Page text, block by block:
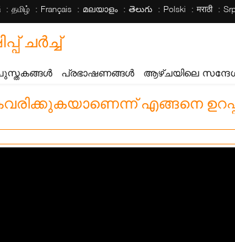
தமிழ் Français മലയാളം తెలుగు Polski मराठी
ചര്‍ച്ച്
പ്രഭാഷണങ്ങൾ ആഴ്ചയിലെ
എങ്ങനെ